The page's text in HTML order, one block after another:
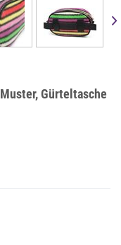
Gürteltasche